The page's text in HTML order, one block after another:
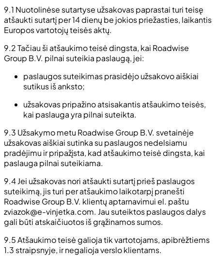
9.1 Nuotolinėse sutartyse užsakovas paprastai turi teisę
atšaukti sutartį per 14 dienų be jokios priežasties, laikantis
Europos vartotojų teisės aktų.
9.2 Tačiau ši atšaukimo teisė dingsta, kai Roadwise
Group B.V. pilnai suteikia paslaugą, jei:
paslaugos suteikimas prasidėjo užsakovo aiškiai
sutikus iš anksto;
užsakovas pripažino atsisakantis atšaukimo teisės,
kai paslauga yra pilnai suteikta.
9.3 Užsakymo metu Roadwise Group B.V. svetainėje
užsakovas aiškiai sutinka su paslaugos nedelsiamu
pradėjimu ir pripažįsta, kad atšaukimo teisė dingsta, kai
paslauga pilnai suteikiama.
9.4 Jei užsakovas nori atšaukti sutartį prieš paslaugos
suteikimą, jis turi per atšaukimo laikotarpį pranešti
Roadwise Group B.V. klientų aptarnavimui el. paštu
zviazok@e-vinjetka.com. Jau suteiktos paslaugos dalys
gali būti atskaičiuotos iš grąžinamos sumos.
9.5 Atšaukimo teisė galioja tik vartotojams, apibrėžtiems
1.3 straipsnyje, ir negalioja verslo klientams.